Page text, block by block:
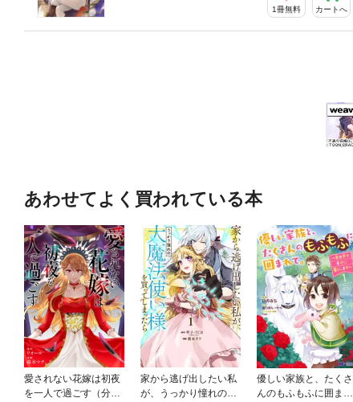
1冊無料 カートへ
あわせてよく買われている本
愛されない花嫁は初夜
を一人で過ごす（分冊
家から逃げ出したい私
が、うっかり憧れの大
優しい家族と、たくさ
んのもふもふに囲まれ